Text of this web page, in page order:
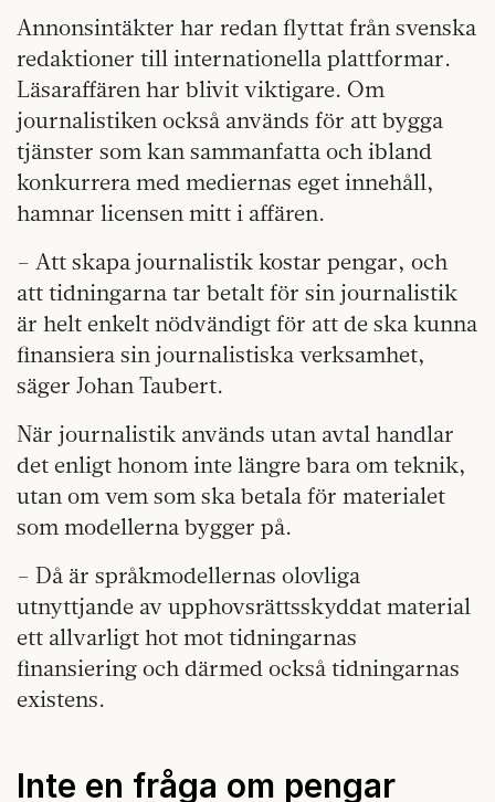
Annonsintäkter har redan flyttat från svenska
redaktioner till internationella plattformar.
Läsaraffären har blivit viktigare. Om
journalistiken också används för att bygga
tjänster som kan sammanfatta och ibland
konkurrera med mediernas eget innehåll,
hamnar licensen mitt i affären.
– Att skapa journalistik kostar pengar, och
att tidningarna tar betalt för sin journalistik
är helt enkelt nödvändigt för att de ska kunna
finansiera sin journalistiska verksamhet,
säger Johan Taubert.
När journalistik används utan avtal handlar
det enligt honom inte längre bara om teknik,
utan om vem som ska betala för materialet
som modellerna bygger på.
– Då är språkmodellernas olovliga
utnyttjande av upphovsrättsskyddat material
ett allvarligt hot mot tidningarnas
finansiering och därmed också tidningarnas
existens.
Inte en fråga om pengar